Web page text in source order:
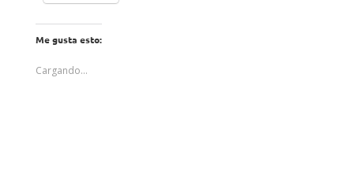
Me gusta esto:
Cargando...